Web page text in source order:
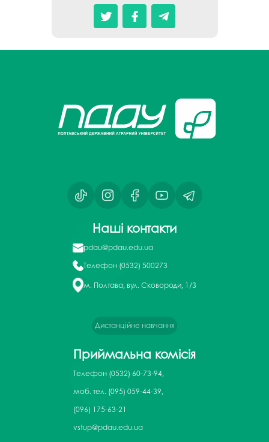
Наші контакти
pdau@pdau.edu.ua
Телефон (0532) 500273
м. Полтава, вул. Сковороди, 1/3
Дистанційне навчання
Приймальна комісія
Телефон (0532) 60-73-94,
моб. тел. (095) 059-44-39,
(096) 175-63-21
vstup@pdau.edu.ua